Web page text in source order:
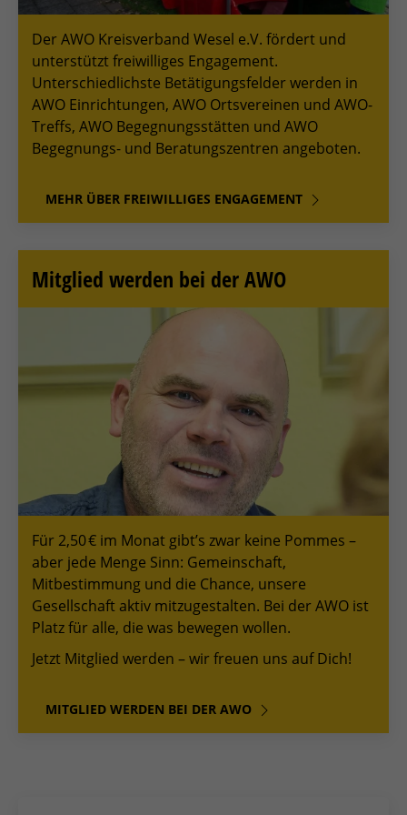
Der AWO Kreisverband Wesel e.V. fördert und
unterstützt freiwilliges Engagement.
Unterschiedlichste Betätigungsfelder werden in
AWO Einrichtungen, AWO Ortsvereinen und AWO-
Treffs, AWO Begegnungsstätten und AWO
Begegnungs- und Beratungszentren angeboten.
MEHR ÜBER FREIWILLIGES ENGAGEMENT
Mitglied werden bei der AWO
Für 2,50 € im Monat gibt’s zwar keine Pommes –
aber jede Menge Sinn: Gemeinschaft,
Mitbestimmung und die Chance, unsere
Gesellschaft aktiv mitzugestalten. Bei der AWO ist
Platz für alle, die was bewegen wollen.
Jetzt Mitglied werden – wir freuen uns auf Dich!
MITGLIED WERDEN BEI DER AWO